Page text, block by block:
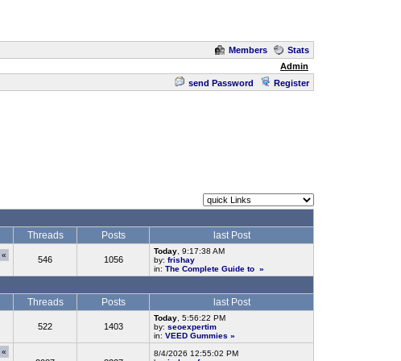
Members
Stats
Admin
send Password Register
Threads Posts last Post
« 546 1056
Today , 9:17:38 AM
by: frishay
in: The Complete Guide to »
Threads Posts last Post
522 1403
Today , 5:56:22 PM
by: seoexpertim
in: VEED Gummies »
«
8/4/2026 12:55:02 PM